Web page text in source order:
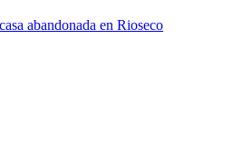
abandonada en Rioseco